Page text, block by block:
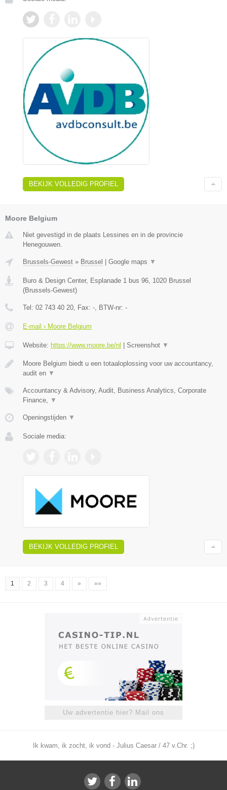
BEKIJK VOLLEDIG PROFIEL
Moore Belgium
Niet gevestigd in de plaats Lessines en in de provincie
Henegouwen.
Brussels-Gewest » Brussel | Google maps ▼
Buro & Design Center, Esplanade 1 bus 96 1020 Brussel
(Brussels-Gewest)
Tel: 02 743 40 20 , Fax: - , BTW-nr: -
E-mail › Moore Belgium
Website: https://www.moore.be/nl | Screenshot ▼
Moore Belgium biedt u een totaaloplossing voor uw accountancy,
audit en ▼
Accountancy & Advisory, Audit, Business Analytics, Corporate
Finance,
▼
Openingstijden ▼
Sociale media:
BEKIJK VOLLEDIG PROFIEL
1 2 3 4 » »»
Uw advertentie hier? Mail ons
Ik kwam, ik zocht, ik vond - Julius Caesar / 47 v.Chr. ;)